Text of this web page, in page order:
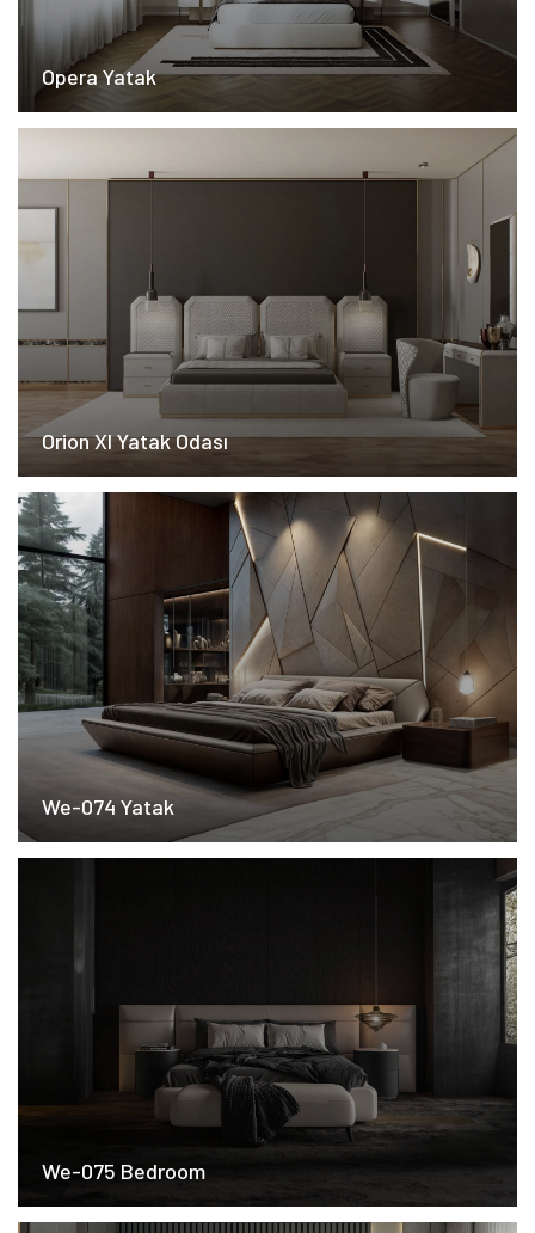
Opera Yatak
Orion Xl Yatak Odası
We-074 Yatak
We-075 Bedroom